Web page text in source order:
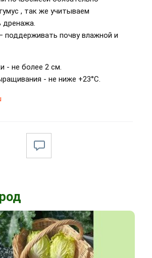
, так же учитываем
поддерживать почву влажной и
- не более 2 см.
- не ниже +23°С.